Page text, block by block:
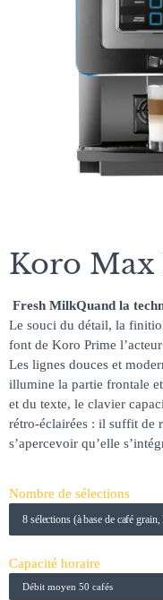
Koro Max
Fresh MilkQuand la
Le souci du détail, la
font de Koro Prime
Les lignes douces et
illumine la partie frontale
et du texte, le clavier
rétro-éclairées : il suffit de
s’apercevoir qu’elle
Nombre de sélections
8 sélections (à base de café
Capacité horaire
Débit moyen 50 cafés